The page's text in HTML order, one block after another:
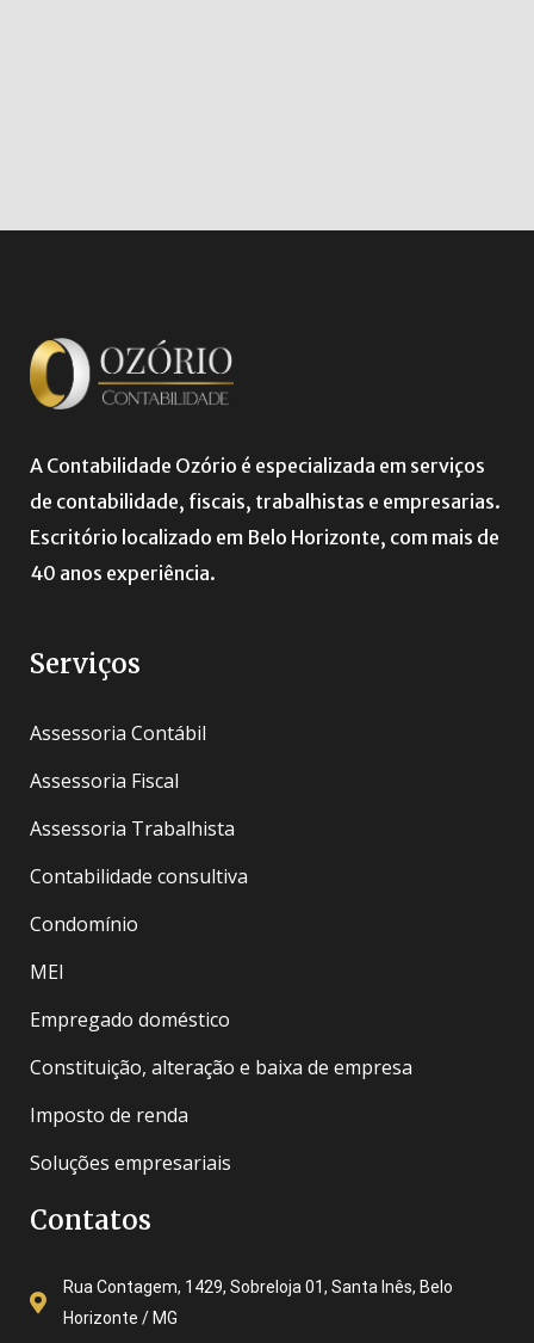
A Contabilidade Ozório é especializada em serviços
de contabilidade, fiscais, trabalhistas e empresarias.
Escritório localizado em Belo Horizonte, com mais de
40 anos experiência.
Serviços
Assessoria Contábil
Assessoria Fiscal
Assessoria Trabalhista
Contabilidade consultiva
Condomínio
MEI
Empregado doméstico
Constituição, alteração e baixa de empresa
Imposto de renda
Soluções empresariais
Contatos
Rua Contagem, 1429, Sobreloja 01, Santa Inês, Belo
Horizonte / MG